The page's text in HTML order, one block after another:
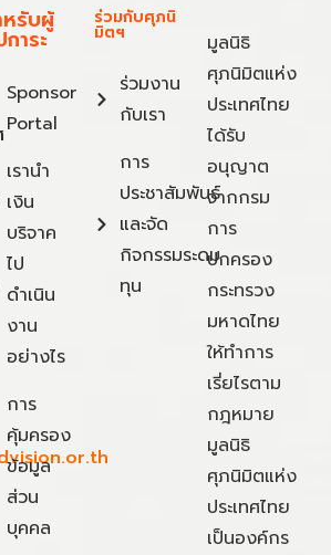
หรับผู้
าระ
Sponsor
Portal
เรานำ
เงิน
บริจาค
ไป
ดำเนิน
งาน
อย่างไร
การ
คุ้มครอง
ข้อมูล
ส่วน
บุคคล
ร่วมกับศุภนิ
มิตฯ
ร่วมงาน
กับเรา
การ
ประชาสัมพันธ์
และจัด
กิจกรรมระดม
ทุน
มูลนิธิ
ศุภนิมิตแห่ง
ประเทศไทย
ได้รับ
อนุญาต
จากกรม
การ
ปกครอง
กระทรวง
มหาดไทย
ให้ทำการ
เรี่ยไรตาม
กฎหมาย
มูลนิธิ
ศุภนิมิตแห่ง
ประเทศไทย
เป็นองค์กร